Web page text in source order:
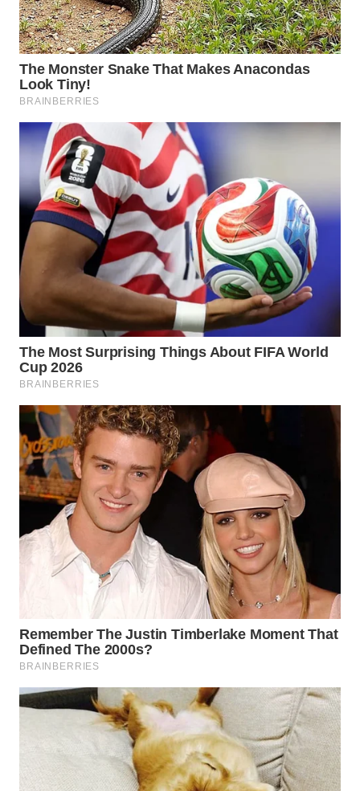
LKKI
KOPEKLIN
PORTAL
KONSUMEN
FORWAMKI
ALPERKLINAS
FORJASIDA
TAMBANG
NEWS
SITUNGIR
NEWS
SIDIKALANG
NEWS
SIBARAGAS
NEWS
METRO
SIANTAR
NEWS
MEDAN
NEWS
JAKARTA
NEWS